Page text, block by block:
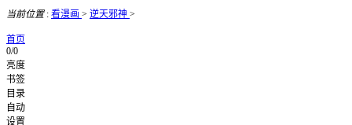
当前位置: 看漫画 > 逆天邪神 >
首页
0/0
亮度
书签
目录
自动
设置